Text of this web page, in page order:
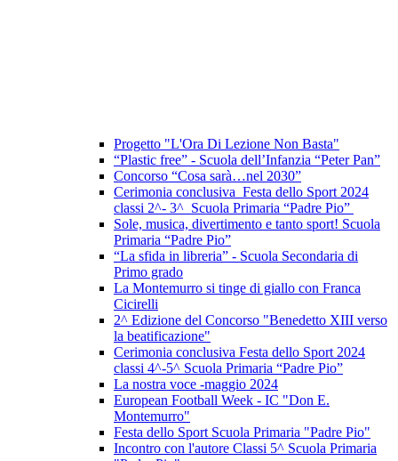
Progetto "L'Ora Di Lezione Non Basta"
“Plastic free” - Scuola dell’Infanzia “Peter Pan”
Concorso “Cosa sarà…nel 2030”
Cerimonia conclusiva Festa dello Sport 2024
classi 2^- 3^ Scuola Primaria “Padre Pio”
Sole, musica, divertimento e tanto sport! Scuola
Primaria “Padre Pio”
“La sfida in libreria” - Scuola Secondaria di
Primo grado
La Montemurro si tinge di giallo con Franca
Cicirelli
2^ Edizione del Concorso "Benedetto XIII verso
la beatificazione"
Cerimonia conclusiva Festa dello Sport 2024
classi 4^-5^ Scuola Primaria “Padre Pio”
La nostra voce -maggio 2024
European Football Week - IC "Don E.
Montemurro"
Festa dello Sport Scuola Primaria "Padre Pio"
Incontro con l'autore Classi 5^ Scuola Primaria